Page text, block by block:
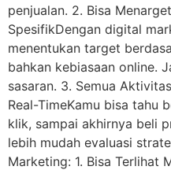
penjualan. 2. Bisa
SpesifikDengan digital
menentukan target
bahkan kebiasaan online.
sasaran. 3. Semua
Real-TimeKamu bisa tahu
klik, sampai akhirnya beli
lebih mudah evaluasi
Marketing: 1. Bisa Terlihat